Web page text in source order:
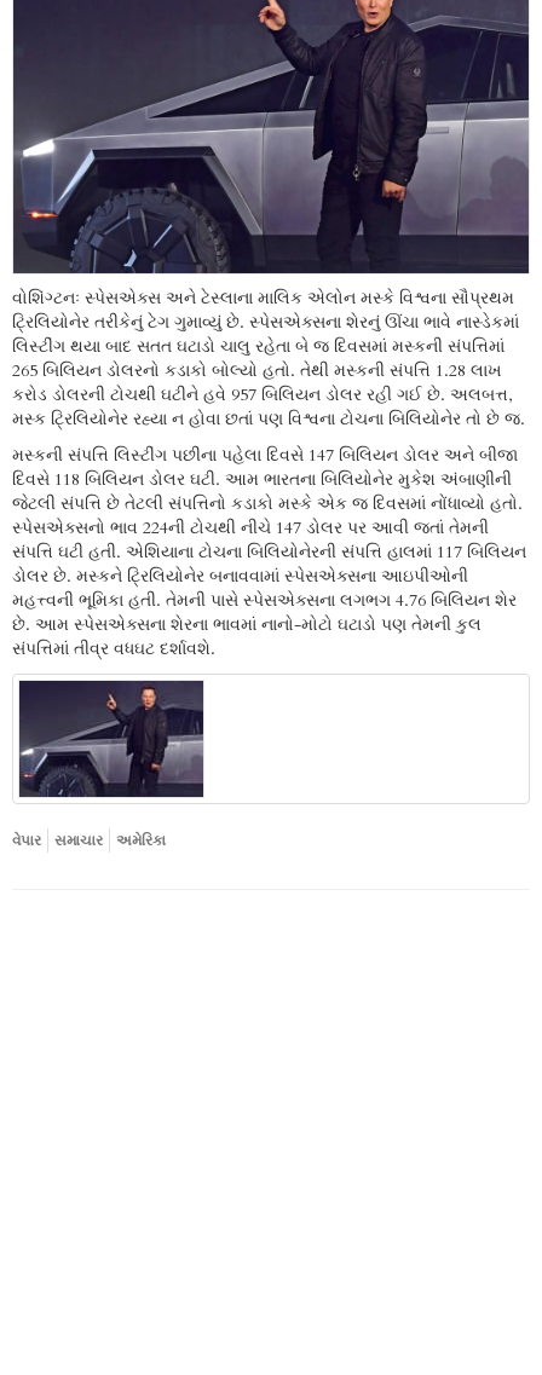
વોશિંગ્ટનઃ સ્પેસએક્સ અને ટેસ્લાના માલિક એલોન મસ્કે વિશ્વના સૌપ્રથમ
ટ્રિલિયોનેર તરીકેનું ટેગ ગુમાવ્યું છે. સ્પેસએક્સના શેરનું ઊંચા ભાવે નાસ્ડેકમાં
લિસ્ટીંગ થયા બાદ સતત ઘટાડો ચાલુ રહેતા બે જ દિવસમાં મસ્કની સંપત્તિમાં
265 બિલિયન ડોલરનો કડાકો બોલ્યો હતો. તેથી મસ્કની સંપત્તિ 1.28 લાખ
કરોડ ડોલરની ટોચથી ઘટીને હવે 957 બિલિયન ડોલર રહી ગઈ છે. અલબત્ત,
મસ્ક ટ્રિલિયોનેર રહ્યા ન હોવા છતાં પણ વિશ્વના ટોચના બિલિયોનેર તો છે જ.
મસ્કની સંપત્તિ લિસ્ટીંગ પછીના પહેલા દિવસે 147 બિલિયન ડોલર અને બીજા
દિવસે 118 બિલિયન ડોલર ઘટી. આમ ભારતના બિલિયોનેર મુકેશ અંબાણીની
જેટલી સંપત્તિ છે તેટલી સંપત્તિનો કડાકો મસ્કે એક જ દિવસમાં નોંધાવ્યો હતો.
સ્પેસએક્સનો ભાવ 224ની ટોચથી નીચે 147 ડોલર પર આવી જતાં તેમની
સંપત્તિ ઘટી હતી. એશિયાના ટોચના બિલિયોનેરની સંપત્તિ હાલમાં 117 બિલિયન
ડોલર છે. મસ્કને ટ્રિલિયોનેર બનાવવામાં સ્પેસએક્સના આઇપીઓની
મહત્ત્વની ભૂમિકા હતી. તેમની પાસે સ્પેસએક્સના લગભગ 4.76 બિલિયન શેર
છે. આમ સ્પેસએક્સના શેરના ભાવમાં નાનો-મોટો ઘટાડો પણ તેમની કુલ
સંપત્તિમાં તીવ્ર વધઘટ દર્શાવશે.
વેપાર સમાચાર અમેરિકા